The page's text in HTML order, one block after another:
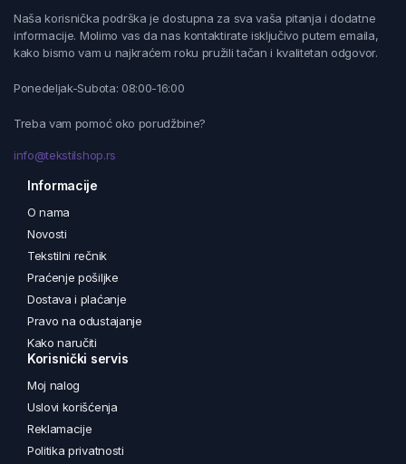
Naša korisnička podrška je dostupna za sva vaša pitanja i dodatne
informacije. Molimo vas da nas kontaktirate isključivo putem emaila,
kako bismo vam u najkraćem roku pružili tačan i kvalitetan odgovor.
Ponedeljak-Subota: 08:00-16:00
Treba vam pomoć oko porudžbine?
info@tekstilshop.rs
Informacije
O nama
Novosti
Tekstilni rečnik
Praćenje pošiljke
Dostava i plaćanje
Pravo na odustajanje
Kako naručiti
Korisnički servis
Moj nalog
Uslovi korišćenja
Reklamacije
Politika privatnosti